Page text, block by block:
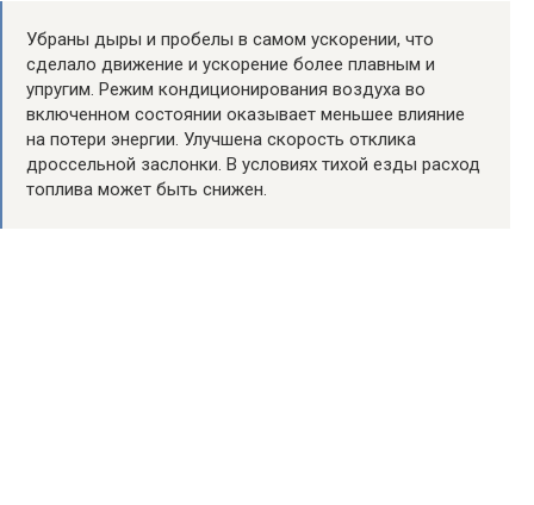
Убраны дыры и пробелы в самом ускорении, что
сделало движение и ускорение более плавным и
упругим. Режим кондиционирования воздуха во
включенном состоянии оказывает меньшее влияние
на потери энергии. Улучшена скорость отклика
дроссельной заслонки. В условиях тихой езды расход
топлива может быть снижен.